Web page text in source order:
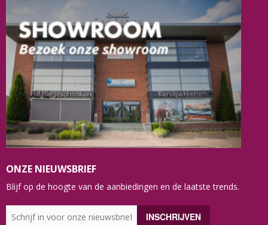
ONZE NIEUWSBRIEF
Blijf op de hoogte van de aanbiedingen en de laatste trends.